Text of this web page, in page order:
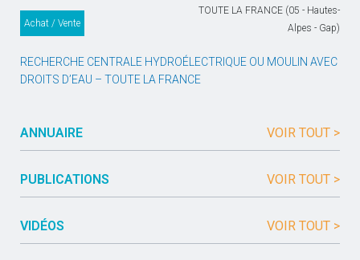
Achat / Vente
TOUTE LA FRANCE (05 - Hautes-
Alpes - Gap)
RECHERCHE CENTRALE HYDROÉLECTRIQUE OU MOULIN AVEC
DROITS D’EAU – TOUTE LA FRANCE
ANNUAIRE VOIR TOUT >
PUBLICATIONS VOIR TOUT >
VIDÉOS VOIR TOUT >